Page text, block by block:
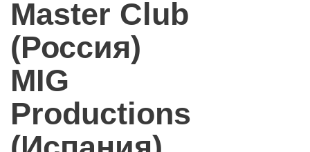
Master Club
(Россия)
MIG
Productions